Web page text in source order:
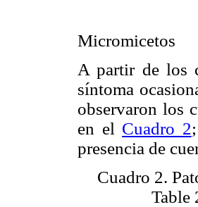
Micromicetos
A partir de los
síntoma
observaron los
en el Cuadro 2
presencia de
Cuadro 2.
Table